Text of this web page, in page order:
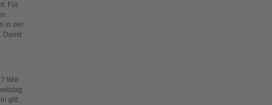
Für
in der
Damit
Wie
gilt: